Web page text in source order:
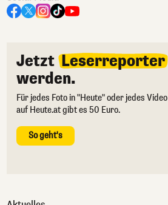
Jetzt Leserreporter
werden.
Für jedes Foto in "Heute" oder jedes Video
auf Heute.at gibt es 50 Euro.
So geht's